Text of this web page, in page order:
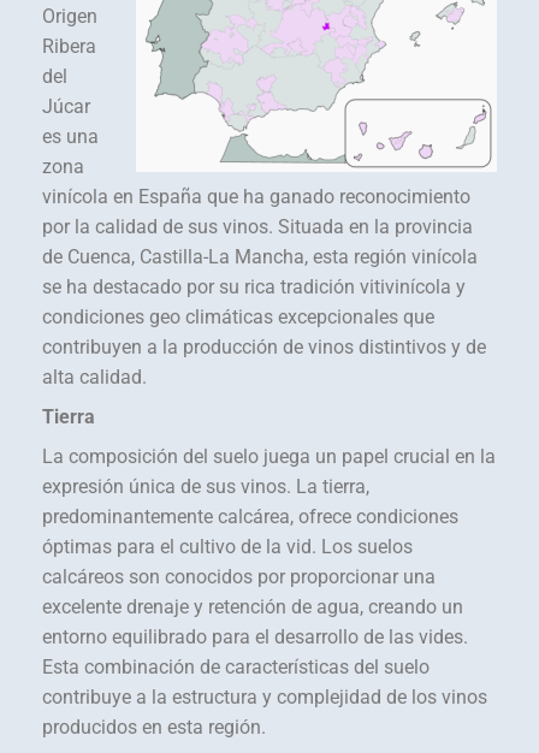
Origen
Ribera
del
Júcar
es una
zona
vinícola en España que ha ganado reconocimiento
por la calidad de sus vinos. Situada en la provincia
de Cuenca, Castilla-La Mancha, esta región vinícola
se ha destacado por su rica tradición vitivinícola y
condiciones geo climáticas excepcionales que
contribuyen a la producción de vinos distintivos y de
alta calidad.
Tierra
La composición del suelo juega un papel crucial en la
expresión única de sus vinos. La tierra,
predominantemente calcárea, ofrece condiciones
óptimas para el cultivo de la vid. Los suelos
calcáreos son conocidos por proporcionar una
excelente drenaje y retención de agua, creando un
entorno equilibrado para el desarrollo de las vides.
Esta combinación de características del suelo
contribuye a la estructura y complejidad de los vinos
producidos en esta región.